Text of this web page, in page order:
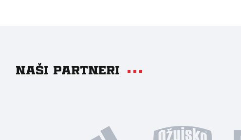
Naši partneri